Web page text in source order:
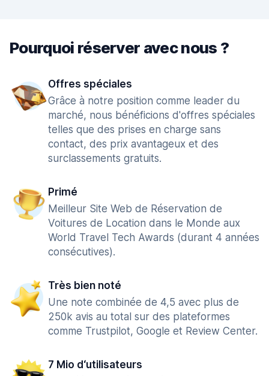
Pourquoi réserver avec nous ?
Offres spéciales
Grâce à notre position comme leader du
marché, nous bénéficions d'offres spéciales
telles que des prises en charge sans
contact, des prix avantageux et des
surclassements gratuits.
Primé
Meilleur Site Web de Réservation de
Voitures de Location dans le Monde aux
World Travel Tech Awards (durant 4 années
consécutives).
Très bien noté
Une note combinée de 4,5 avec plus de
250k avis au total sur des plateformes
comme Trustpilot, Google et Review Center.
7 Mio d‘utilisateurs